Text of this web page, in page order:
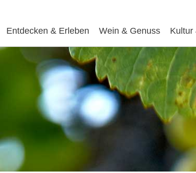
Entdecken & Erleben Wein & Genuss Kultur